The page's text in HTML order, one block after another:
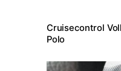
Cruisecontrol
Polo